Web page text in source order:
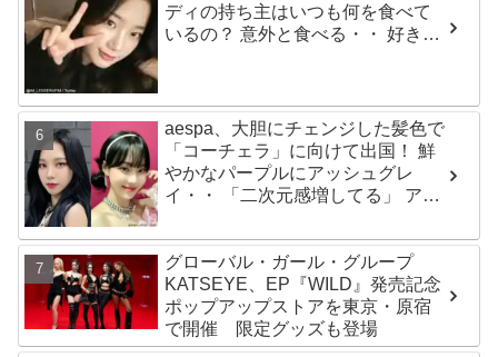
ディの持ち主はいつも何を食べて
いるの？ 意外と食べる・・ 好きな
aespa、大胆にチェンジした髪色で
「コーチェラ」に向けて出国！ 鮮
やかなパープルにアッシュグレ
イ・・ 「二次元感増してる」 アバ
グローバル・ガール・グループ
KATSEYE、EP『WILD』発売記念
ポップアップストアを東京・原宿
で開催 限定グッズも登場